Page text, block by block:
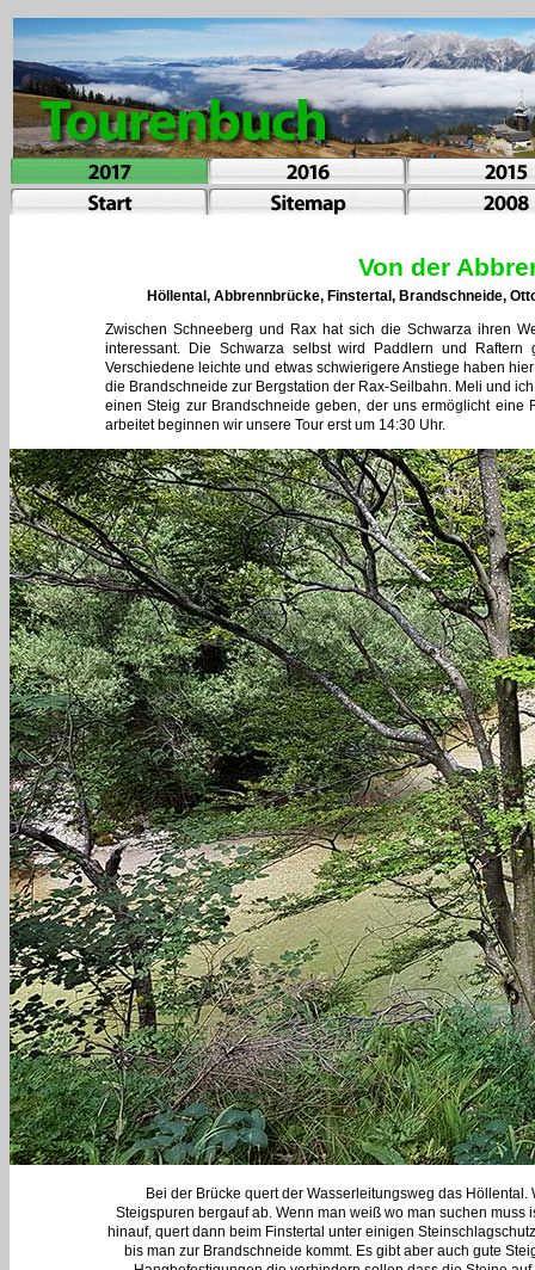
Von der
Höllental, Abbrennbrücke, Finstertal, Brandschneide,
Zwischen Schneeberg und Rax hat sich die Schwarza ihren
interessant. Die Schwarza selbst wird Paddlern und
Verschiedene leichte und etwas schwierigere Anstiege haben
die Brandschneide zur Bergstation der Rax-Seilbahn. Meli und
einen Steig zur Brandschneide geben, der uns ermöglicht
arbeitet beginnen wir unsere Tour erst um 14:30 Uhr.
Bei der Brücke quert der Wasserleitungsweg das
Steigspuren bergauf ab. Wenn man weiß wo man suchen
hinauf, quert dann beim Finstertal unter einigen
bis man zur Brandschneide kommt. Es gibt aber auch gute